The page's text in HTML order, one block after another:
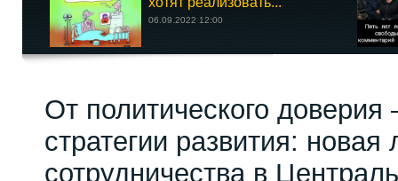
06.09.2022 12:00
От политического
стратегии развития: новая
сотрудничества в